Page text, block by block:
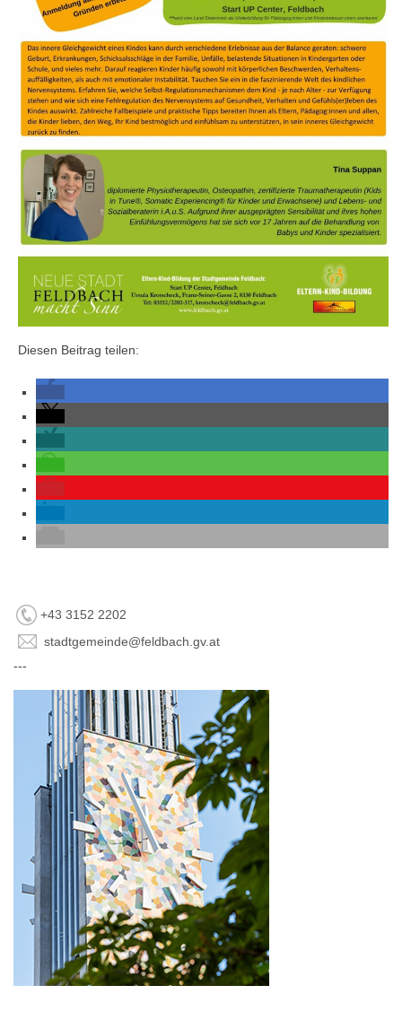
Diesen Beitrag teilen:
+43 3152 2202
stadtgemeinde@feldbach.gv.at
---